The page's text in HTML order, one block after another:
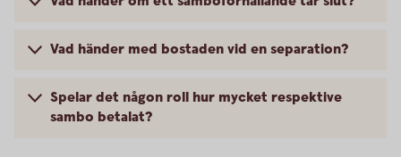
Vad händer med bostaden vid en separation?
Spelar det någon roll hur mycket respektive
sambo betalat?